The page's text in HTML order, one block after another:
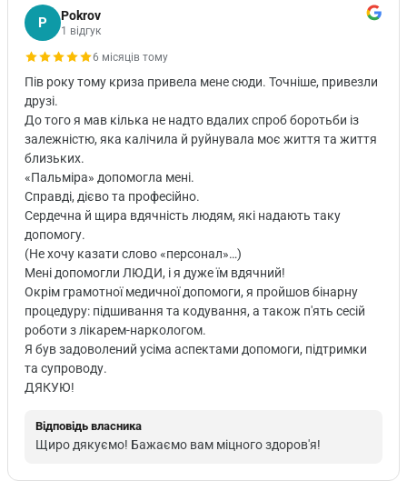
P Pokrov
1 відгук
6 місяців тому
Пів року тому криза привела мене сюди. Точніше, привезли
друзі.
До того я мав кілька не надто вдалих спроб боротьби із
залежністю, яка калічила й руйнувала моє життя та життя
близьких.
«Пальміра» допомогла мені.
Справді, дієво та професійно.
Сердечна й щира вдячність людям, які надають таку
допомогу.
(Не хочу казати слово «персонал»…)
Мені допомогли ЛЮДИ, і я дуже їм вдячний!
Окрім грамотної медичної допомоги, я пройшов бінарну
процедуру: підшивання та кодування, а також п'ять сесій
роботи з лікарем-наркологом.
Я був задоволений усіма аспектами допомоги, підтримки
та супроводу.
ДЯКУЮ!
Відповідь власника
Щиро дякуємо! Бажаємо вам міцного здоров'я!